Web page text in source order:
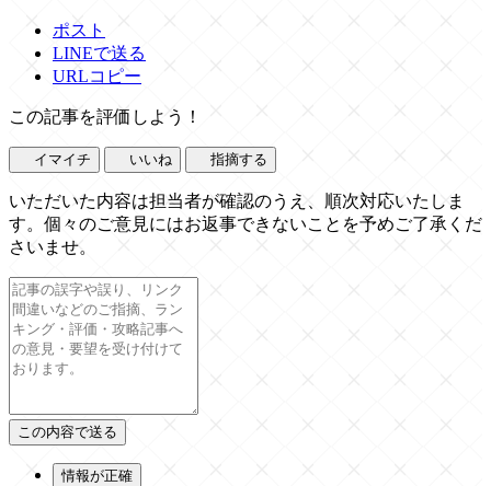
ポスト
LINEで送る
URLコピー
この記事を評価しよう！
イマイチ いいね 指摘する
いただいた内容は担当者が確認のうえ、順次対応いたしま
す。個々のご意見にはお返事できないことを予めご了承くだ
さいませ。
情報が正確